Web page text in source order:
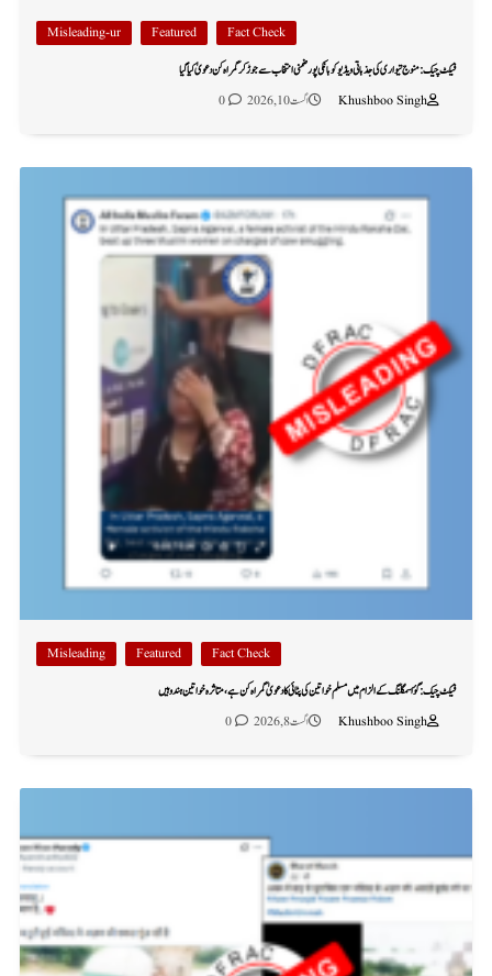
Fact Check
Featured
Misleading-ur
فیکٹ چیک: منوج تیواری کی جذباتی ویڈیو کو بانکی پور ضمنی انتخاب سے جوڑ کر گمراہ کن دعویٰ کیا گیا
Khushboo Singh
اگست 10, 2026 0
Fact Check
Featured
Misleading
فیکٹ چیک: گؤ اسمگلنگ کے الزام میں مسلم خواتین کی پٹائی کا دعویٰ گمراہ کن ہے، متاثرہ خواتین ہندو ہیں
Khushboo Singh
اگست 8, 2026 0